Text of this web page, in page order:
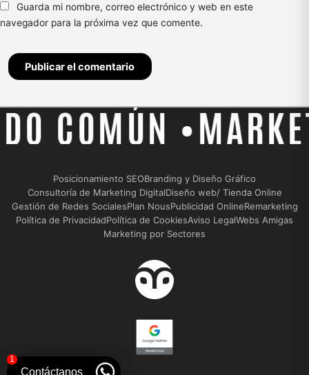
Guarda mi nombre, correo electrónico y web en este
navegador para la próxima vez que comente.
•
Posicionamiento SEOBranding y Diseño Gráfico
Consultoría de Marketing DigitalDiseño web/ Tienda Online
Gestión de Redes SocialesPlan NousPublicidad OnlineRemarketing
Política de PrivacidadPolítica de CookiesAviso LegalWebs Amigas
Marketing por Sectores
Contáctanos
1